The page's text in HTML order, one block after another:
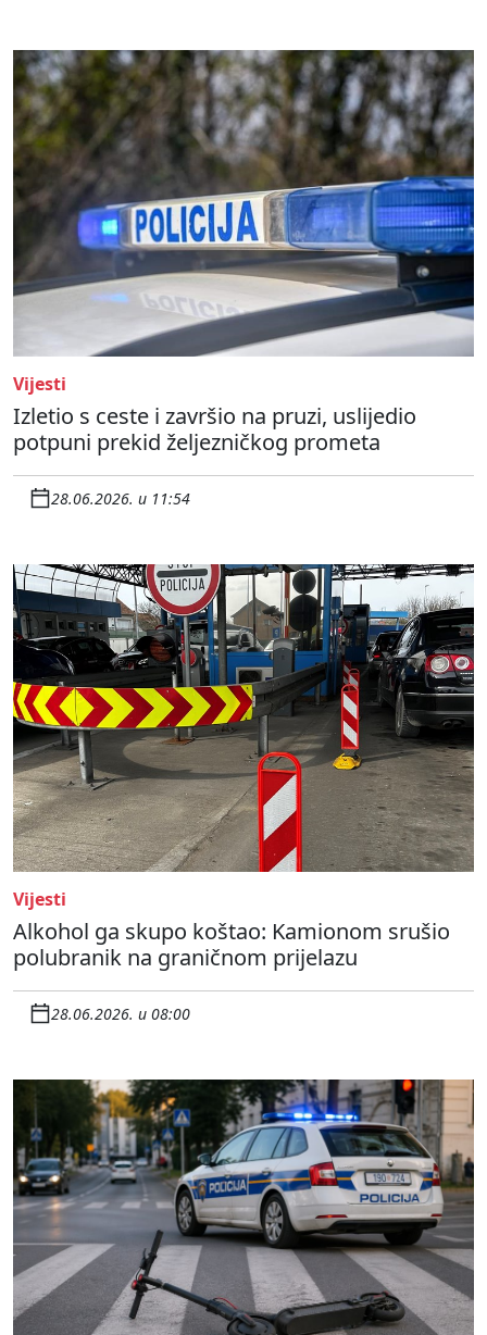
Vijesti
Izletio s ceste i završio na pruzi, uslijedio
potpuni prekid željezničkog prometa
28.06.2026. u 11:54
Vijesti
Alkohol ga skupo koštao: Kamionom srušio
polubranik na graničnom prijelazu
28.06.2026. u 08:00